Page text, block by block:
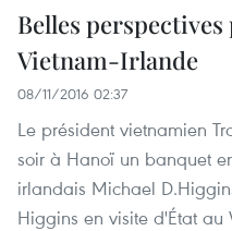
Belles
Vietnam-Irlande
08/11/2016 02:37
Le président vietnamien
soir à Hanoï un banquet
irlandais Michael
Higgins en visite d'État au